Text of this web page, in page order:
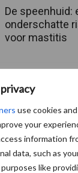
use cookies
your
information
data, such as
like
De speenhuid:
onderschatte
voor mastitis
ForFarmers
krimpende
markt